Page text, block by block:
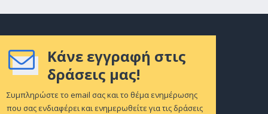
Κάνε εγγραφή στις
δράσεις μας!
Συμπληρώστε το email σας και το θέμα ενημέρωσης
που σας ενδιαφέρει και ενημερωθείτε για τις δράσεις